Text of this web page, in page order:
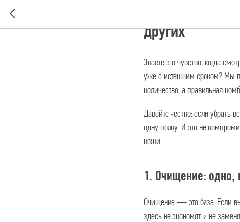
Минимализм в
других
Знаете это чувство, когда
уже с истёкшим сроком? Мы
количество, а правильная
Давайте честно: если убрать
одну полку. И это не
кожи.
1. Очищение: одно,
Очищение — это база. Если
здесь не экономят и не